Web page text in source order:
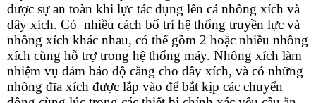
được sự an toàn khi lực tác dụng lên cả nhông xích và
dây xích. Có nhiều cách bố trí hệ thống truyền lực và
nhông xích khác nhau, có thể gồm 2 hoặc nhiều nhông
xích cùng hỗ trợ trong hệ thống máy. Nhông xích làm
nhiệm vụ đảm bảo độ căng cho dây xích, và có những
nhông đĩa xích được lắp vào để bắt kịp các chuyển